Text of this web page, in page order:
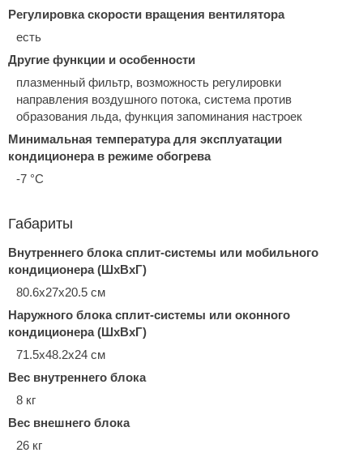
Регулировка скорости вращения вентилятора
есть
Другие функции и особенности
плазменный фильтр, возможность регулировки
направления воздушного потока, система против
образования льда, функция запоминания настроек
Минимальная температура для эксплуатации
кондиционера в режиме обогрева
-7 °С
Габариты
Внутреннего блока сплит-системы или мобильного
кондиционера (ШxВxГ)
80.6x27x20.5 см
Наружного блока сплит-системы или оконного
кондиционера (ШxВxГ)
71.5x48.2x24 см
Вес внутреннего блока
8 кг
Вес внешнего блока
26 кг